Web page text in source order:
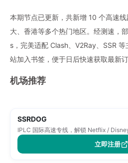
本期节点已更新，共新增 10 个高速
大、香港等多个热门地区。经测速，
s，完美适配 Clash、V2Ray、SSR
站加入书签，便于日后快速获取最新订
机场推荐
SSRDOG
IPLC 国际高速专线，解锁 Netflix /
立即注册